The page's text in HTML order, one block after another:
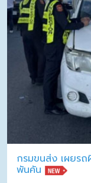
กรมขนส่ง เผยร
พันคัน